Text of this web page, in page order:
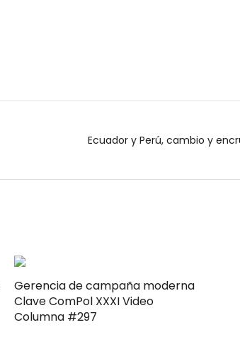
Ecuador y Perú, cambio y
Gerencia de campaña moderna
Clave ComPol XXXI Video
Columna #297